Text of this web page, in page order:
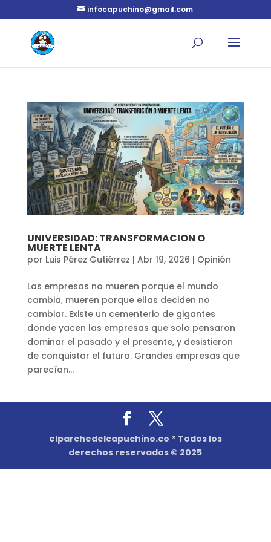
infocapuchino@gmail.com
UNIVERSIDAD: TRANSFORMACION O
MUERTE LENTA
por Luis Pérez Gutiérrez | Abr 19, 2026 | Opinión
Las empresas no mueren porque el mundo
cambia, mueren porque ellas deciden no
cambiar. Existe un cementerio de gigantes
donde yacen las empresas que solo pensaron
dominar el pasado y el presente, y desistieron
de conquistar el futuro. Grandes empresas que
parecían...
elparchedelcapuchino.co ® Todos los
derechos reservados © 2025